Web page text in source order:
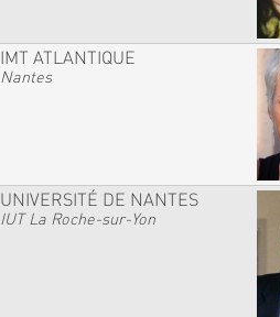
IMT ATLANTIQUE
Nantes
UNIVERSITÉ DE NANTES
IUT La Roche-sur-Yon